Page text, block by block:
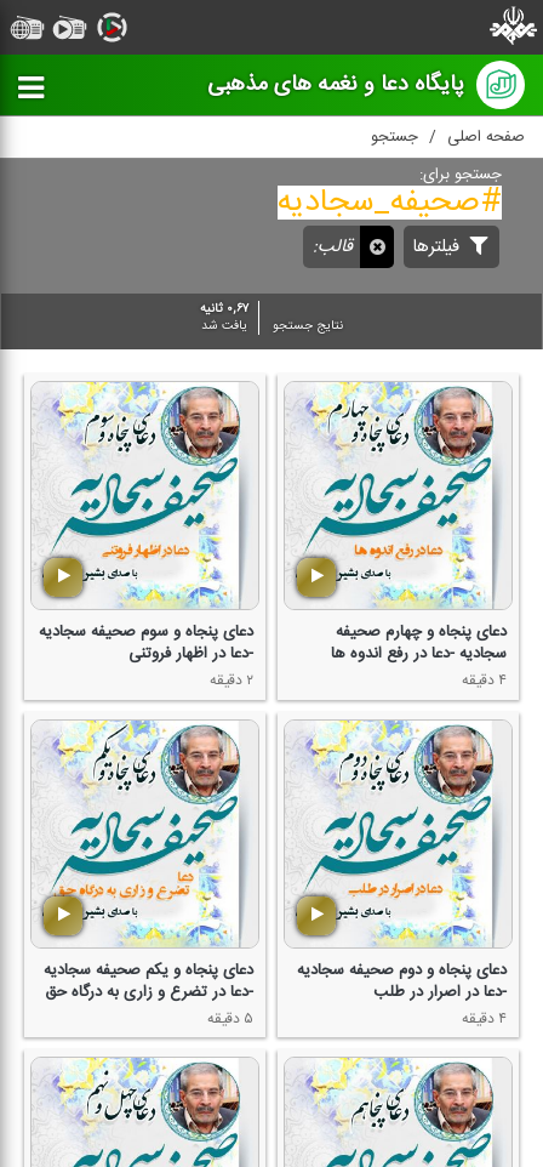
پایگاه دعا و نغمه های مذهبی
صفحه اصلی
جستجو
جستجو برای:
#صحیفه_سجادیه
فیلترها قالب:
نتایج جستجو
۰,۶۷ ثانیه
یافت شد
دعای پنجاه و چهارم صحیفه
سجادیه -دعا در رفع اندوه ها
۴ دقیقه
دعای پنجاه و سوم صحیفه سجادیه
-دعا در اظهار فروتنی
۲ دقیقه
دعای پنجاه و دوم صحیفه سجادیه
-دعا در اصرار در طلب
۴ دقیقه
دعای پنجاه و یكم صحیفه سجادیه
-دعا در تضرع و زاری به درگاه حق
۵ دقیقه